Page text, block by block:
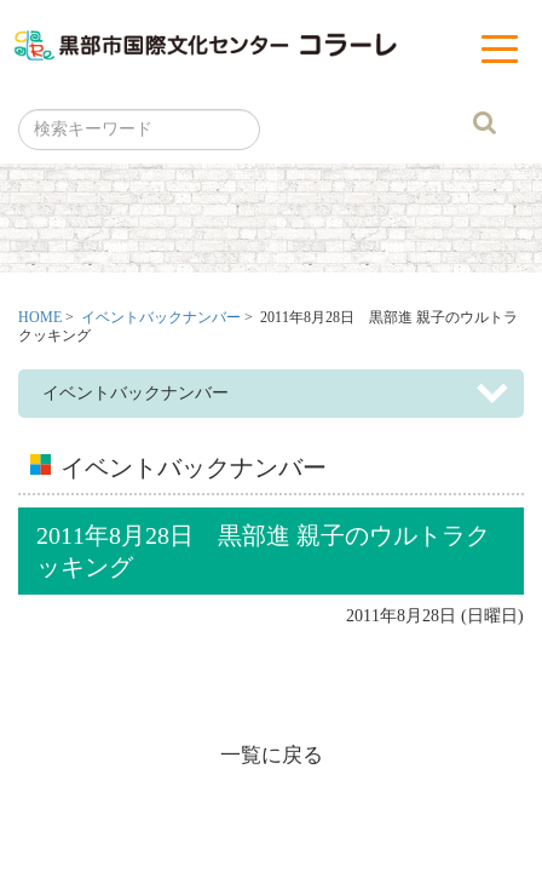
黒部
t
o
v
i
g
a
t
i
o
HOME > イベントバックナンバー > 2011年8月28日 黒部進 親子のウルトラ
クッキング
イベントバックナンバー
イベントバックナンバー
2011年8月28日 黒部進 親子のウルトラク
ッキング
2011年8月28日 (日曜日)
一覧に戻る